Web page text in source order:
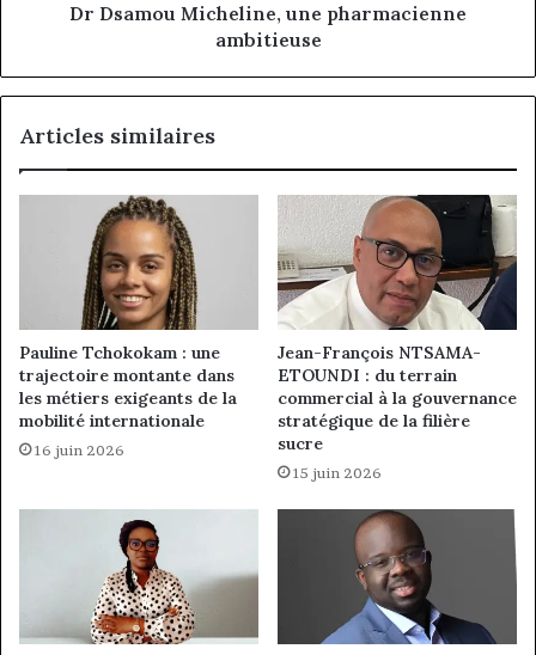
Dr Dsamou Micheline, une pharmacienne
ambitieuse
Articles similaires
Pauline Tchokokam : une
trajectoire montante dans
les métiers exigeants de la
mobilité internationale
16 juin 2026
Jean-François NTSAMA-
ETOUNDI : du terrain
commercial à la gouvernance
stratégique de la filière
sucre
15 juin 2026